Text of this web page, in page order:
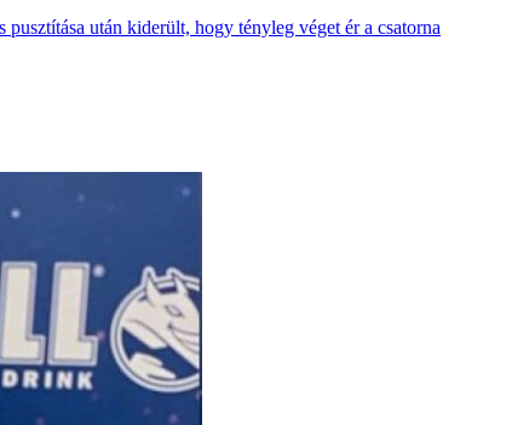
után kiderült, hogy tényleg véget ér a csatorna